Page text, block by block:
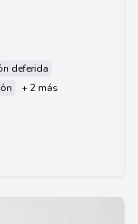
deferida
+ 2 más